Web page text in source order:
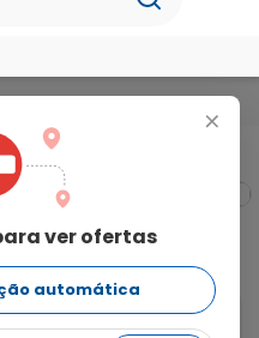
+
ver ofertas
automática
Monitores Aparelhos para Saúde e
ser feito para detectar